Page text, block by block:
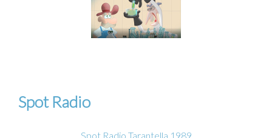
Spot Radio
Spot Radio Tarantella 1989